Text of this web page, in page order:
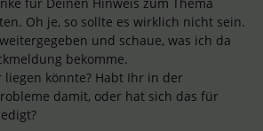
Oh je, so sollte es wirklich nicht sein.
und schaue, was ich da
bekomme.
liegen könnte? Habt Ihr in der
damit, oder hat sich das für